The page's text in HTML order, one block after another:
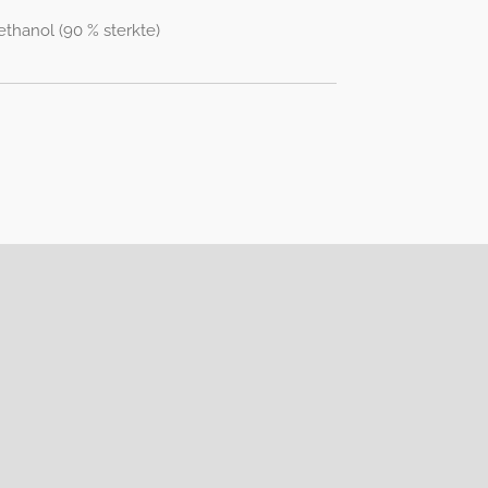
(90 % sterkte)